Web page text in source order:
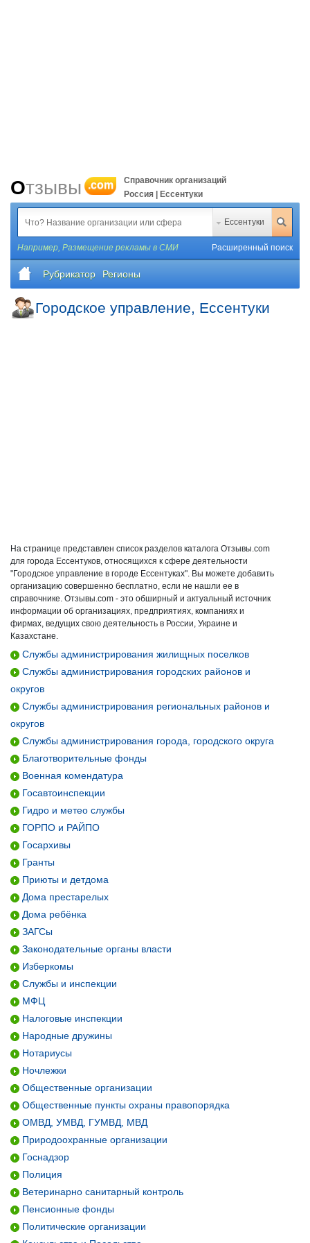
Отзывы .com
Справочник организаций
Россия | Ессентуки
Ессентуки
Например, Размещение рекламы в СМИ Расширенный поиск
Рубрикатор Регионы
Городское управление, Ессентуки
На странице представлен список разделов каталога Отзывы.com
для города Ессентуков, относящихся к сфере деятельности
"Городское управление в городе Ессентуках". Вы можете добавить
организацию совершенно бесплатно, если не нашли ее в
справочнике. Отзывы.com - это обширный и актуальный источник
информации об организациях, предприятиях, компаниях и
фирмах, ведущих свою деятельность в России, Украине и
Казахстане.
Службы администрирования жилищных поселков
Службы администрирования городских районов и
округов
Службы администрирования региональных районов и
округов
Службы администрирования города, городского округа
Благотворительные фонды
Военная комендатура
Госавтоинспекции
Гидро и метео службы
ГОРПО и РАЙПО
Госархивы
Гранты
Приюты и детдома
Дома престарелых
Дома ребёнка
ЗАГСы
Законодательные органы власти
Изберкомы
Службы и инспекции
МФЦ
Налоговые инспекции
Народные дружины
Нотариусы
Ночлежки
Общественные организации
Общественные пункты охраны правопорядка
ОМВД, УМВД, ГУМВД, МВД
Природоохранные организации
Госнадзор
Полиция
Ветеринарно санитарный контроль
Пенсионные фонды
Политические организации